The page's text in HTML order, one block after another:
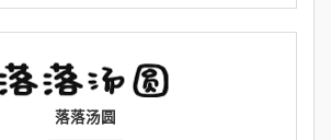
落落汤圆